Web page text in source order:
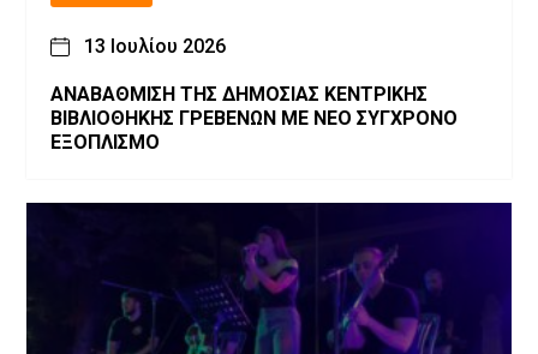
13 Ιουλίου 2026
ΑΝΑΒΑΘΜΙΣΗ ΤΗΣ ΔΗΜΟΣΙΑΣ ΚΕΝΤΡΙΚΗΣ
ΒΙΒΛΙΟΘΗΚΗΣ ΓΡΕΒΕΝΩΝ ΜΕ ΝΕΟ ΣΥΓΧΡΟΝΟ
ΕΞΟΠΛΙΣΜΟ